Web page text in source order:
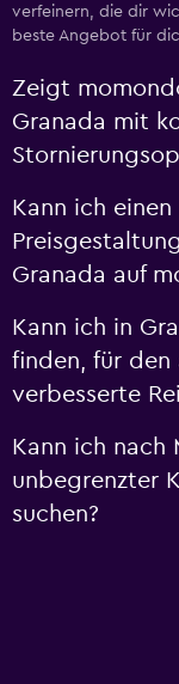
verfeinern, die dir
beste Angebot für
Zeigt
Granada mit
Kann ich
Granada auf
Kann ich in
finden, für den
verbesserte
Kann ich nach
unbegrenzter
suchen?